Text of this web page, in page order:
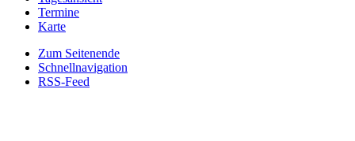
Termine
Karte
Zum Seitenende
Schnellnavigation
RSS-Feed